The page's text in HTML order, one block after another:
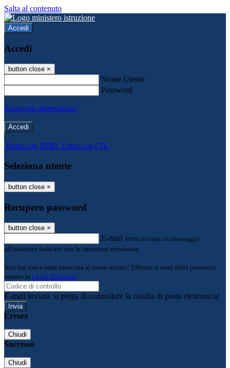
Salta al contenuto
Accedi
Accedi
button close ×
Nome Utente
Password
Password dimenticata?
-
Entra con SPID Entra con CIE
Seleziona utente
button close ×
Recupero password
button close ×
E-mail Verrà inviato un messaggio
all'indirizzo indicato con le istruzioni necessarie.
Non hai una e-mail associata al nome utente? Effettua il reset della password
tramite la Login Spaggiari
E-mail inviata, si prega di controllare la casella di posta elettronica!
Errore
Chiudi
Successo
Chiudi